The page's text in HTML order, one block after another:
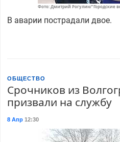
Фото: Дмитрий Рогулин/"Городские
В аварии пострадали двое.
ОБЩЕСТВО
Срочников из
призвали на службу
8 Апр12:30